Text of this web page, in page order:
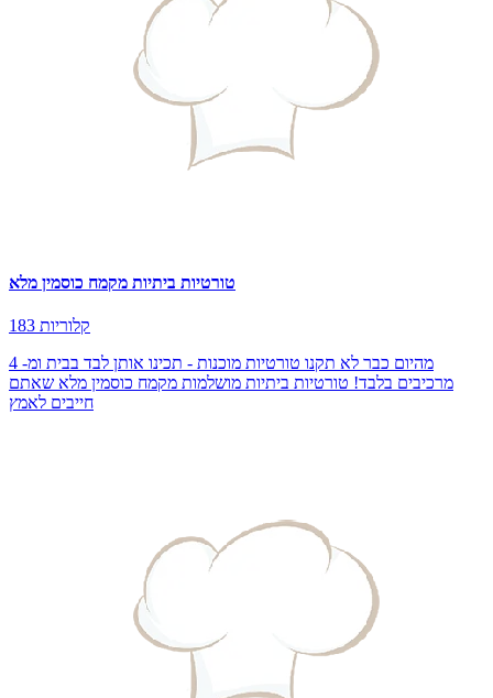
טורטיות ביתיות מקמח כוסמין מלא
183 קלוריות
מהיום כבר לא תקנו טורטיות מוכנות - תכינו אותן לבד בבית ומ- 4
מרכיבים בלבד! טורטיות ביתיות מושלמות מקמח כוסמין מלא שאתם
חייבים לאמץ